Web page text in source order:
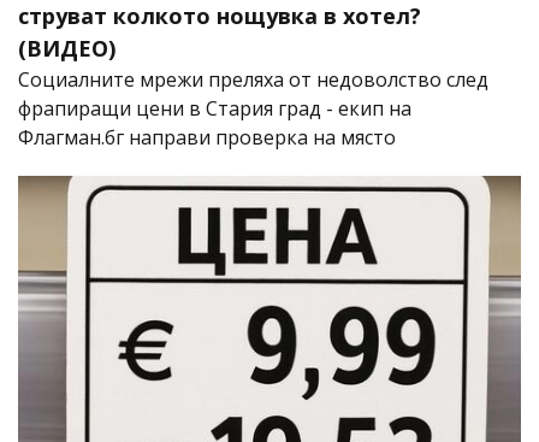
струват колкото нощувка в хотел?
(ВИДЕО)
Социалните мрежи преляха от недоволство след
фрапиращи цени в Стария град - екип на
Флагман.бг направи проверка на място